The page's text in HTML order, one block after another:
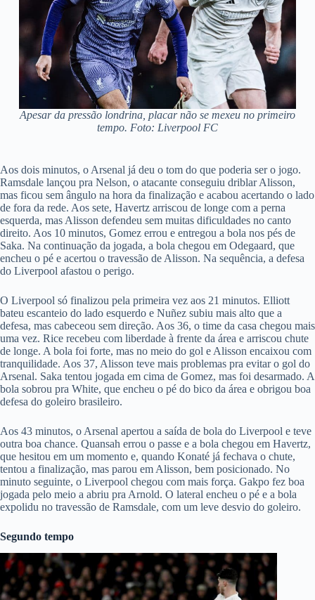
Apesar da pressão londrina, placar não se mexeu no primeiro
tempo. Foto: Liverpool FC
Aos dois minutos, o Arsenal já deu o tom do que poderia ser o jogo.
Ramsdale lançou pra Nelson, o atacante conseguiu driblar Alisson,
mas ficou sem ângulo na hora da finalização e acabou acertando o lado
de fora da rede. Aos sete, Havertz arriscou de longe com a perna
esquerda, mas Alisson defendeu sem muitas dificuldades no canto
direito. Aos 10 minutos, Gomez errou e entregou a bola nos pés de
Saka. Na continuação da jogada, a bola chegou em Odegaard, que
encheu o pé e acertou o travessão de Alisson. Na sequência, a defesa
do Liverpool afastou o perigo.
O Liverpool só finalizou pela primeira vez aos 21 minutos. Elliott
bateu escanteio do lado esquerdo e Nuñez subiu mais alto que a
defesa, mas cabeceou sem direção. Aos 36, o time da casa chegou mais
uma vez. Rice recebeu com liberdade à frente da área e arriscou chute
de longe. A bola foi forte, mas no meio do gol e Alisson encaixou com
tranquilidade. Aos 37, Alisson teve mais problemas pra evitar o gol do
Arsenal. Saka tentou jogada em cima de Gomez, mas foi desarmado. A
bola sobrou pra White, que encheu o pé do bico da área e obrigou boa
defesa do goleiro brasileiro.
Aos 43 minutos, o Arsenal apertou a saída de bola do Liverpool e teve
outra boa chance. Quansah errou o passe e a bola chegou em Havertz,
que hesitou em um momento e, quando Konaté já fechava o chute,
tentou a finalização, mas parou em Alisson, bem posicionado. No
minuto seguinte, o Liverpool chegou com mais força. Gakpo fez boa
jogada pelo meio a abriu pra Arnold. O lateral encheu o pé e a bola
expolidu no travessão de Ramsdale, com um leve desvio do goleiro.
Segundo tempo